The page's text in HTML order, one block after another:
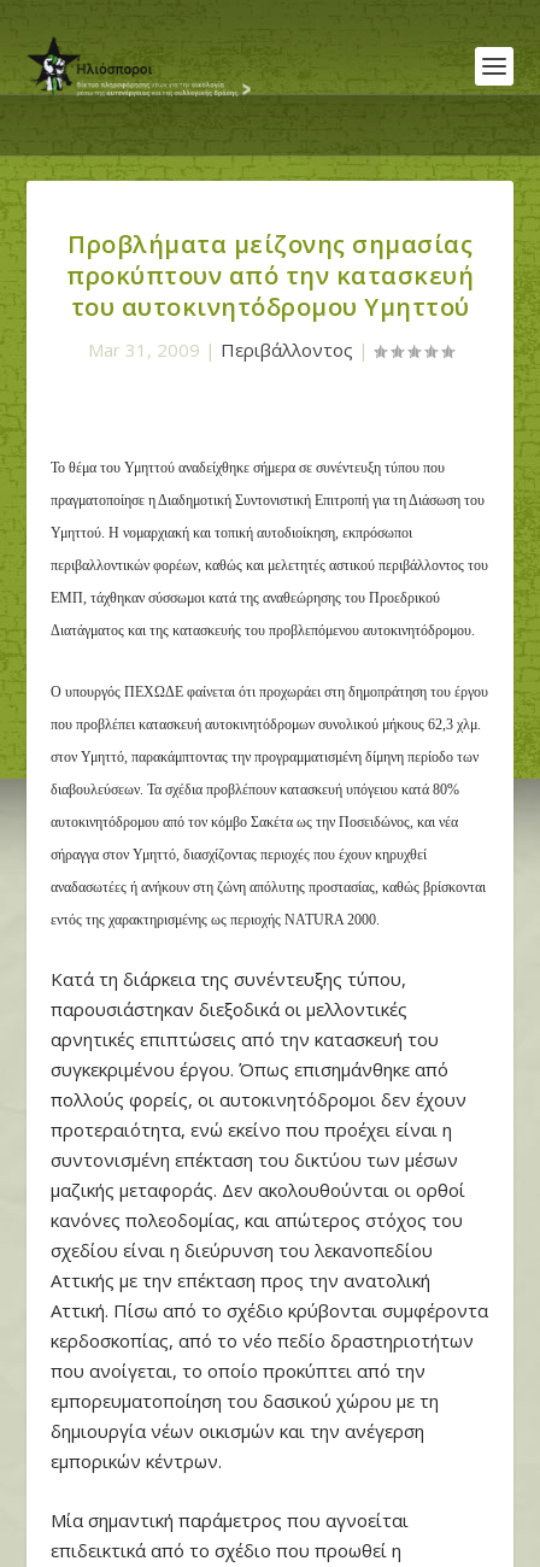
Προβλήματα μείζονης σημασίας
προκύπτουν από την κατασκευή
του αυτοκινητόδρομου Υμηττού
Mar 31, 2009 | Περιβάλλοντος |
Το θέμα του Υμηττού αναδείχθηκε σήμερα σε συνέντευξη τύπου που
πραγματοποίησε η Διαδημοτική Συντονιστική Επιτροπή για τη Διάσωση του
Υμηττού. Η νομαρχιακή και τοπική αυτοδιοίκηση, εκπρόσωποι
περιβαλλοντικών φορέων, καθώς και μελετητές αστικού περιβάλλοντος του
ΕΜΠ, τάχθηκαν σύσσωμοι κατά της αναθεώρησης του Προεδρικού
Διατάγματος και της κατασκευής του προβλεπόμενου αυτοκινητόδρομου.
Ο υπουργός ΠΕΧΩΔΕ φαίνεται ότι προχωράει στη δημοπράτηση του έργου
που προβλέπει κατασκευή αυτοκινητόδρομων συνολικού μήκους 62,3 χλμ.
στον Υμηττό, παρακάμπτοντας την προγραμματισμένη δίμηνη περίοδο των
διαβουλεύσεων. Τα σχέδια προβλέπουν κατασκευή υπόγειου κατά 80%
αυτοκινητόδρομου από τον κόμβο Σακέτα ως την Ποσειδώνος, και νέα
σήραγγα στον Υμηττό, διασχίζοντας περιοχές που έχουν κηρυχθεί
αναδασωτέες ή ανήκουν στη ζώνη απόλυτης προστασίας, καθώς βρίσκονται
εντός της χαρακτηρισμένης ως περιοχής NATURA 2000.
Κατά τη διάρκεια της συνέντευξης τύπου,
παρουσιάστηκαν διεξοδικά οι μελλοντικές
αρνητικές επιπτώσεις από την κατασκευή του
συγκεκριμένου έργου. Όπως επισημάνθηκε από
πολλούς φορείς, οι αυτοκινητόδρομοι δεν έχουν
προτεραιότητα, ενώ εκείνο που προέχει είναι η
συντονισμένη επέκταση του δικτύου των μέσων
μαζικής μεταφοράς. Δεν ακολουθούνται οι ορθοί
κανόνες πολεοδομίας, και απώτερος στόχος του
σχεδίου είναι η διεύρυνση του λεκανοπεδίου
Αττικής με την επέκταση προς την ανατολική
Αττική. Πίσω από το σχέδιο κρύβονται συμφέροντα
κερδοσκοπίας, από το νέο πεδίο δραστηριοτήτων
που ανοίγεται, το οποίο προκύπτει από την
εμπορευματοποίηση του δασικού χώρου με τη
δημιουργία νέων οικισμών και την ανέγερση
εμπορικών κέντρων.
Μία σημαντική παράμετρος που αγνοείται
επιδεικτικά από το σχέδιο που προωθεί η